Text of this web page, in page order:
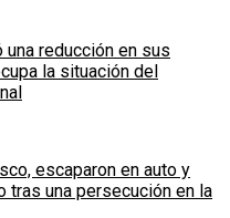
una reducción en sus
la situación del
escaparon en auto y
tras una persecución en la